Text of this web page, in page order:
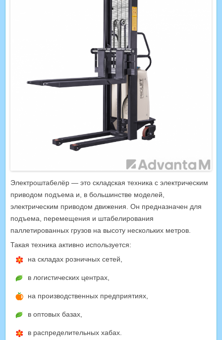
Электроштабелёр — это складская техника с электрическим
приводом подъема и, в большинстве моделей,
электрическим приводом движения. Он предназначен для
подъема, перемещения и штабелирования
паллетированных грузов на высоту нескольких метров.
Такая техника активно используется:
на складах розничных сетей,
в логистических центрах,
на производственных предприятиях,
в оптовых базах,
в распределительных хабах.